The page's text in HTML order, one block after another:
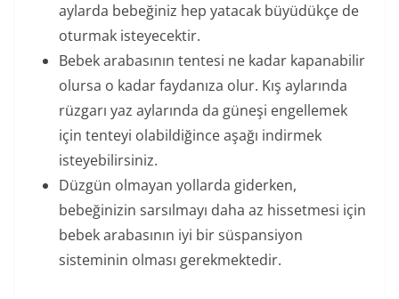
aylarda bebeğiniz hep yatacak büyüdükçe de
oturmak isteyecektir.
Bebek arabasının tentesi ne kadar kapanabilir
olursa o kadar faydanıza olur. Kış aylarında
rüzgarı yaz aylarında da güneşi engellemek
için tenteyi olabildiğince aşağı indirmek
isteyebilirsiniz.
Düzgün olmayan yollarda giderken,
bebeğinizin sarsılmayı daha az hissetmesi için
bebek arabasının iyi bir süspansiyon
sisteminin olması gerekmektedir.